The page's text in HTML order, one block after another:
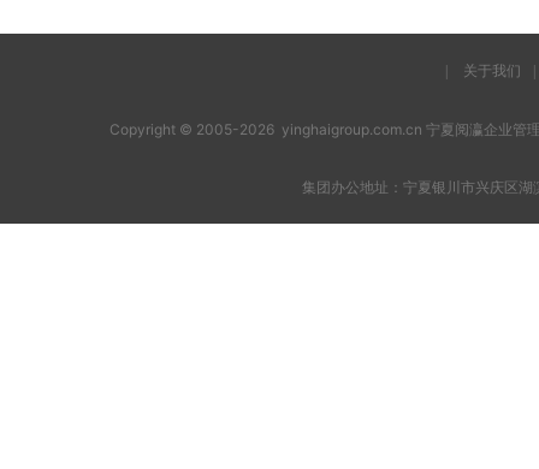
关于我们
Copyright © 2005-2026 yinghaigroup.com.cn 宁夏阅瀛企业管
集团办公地址：宁夏银川市兴庆区